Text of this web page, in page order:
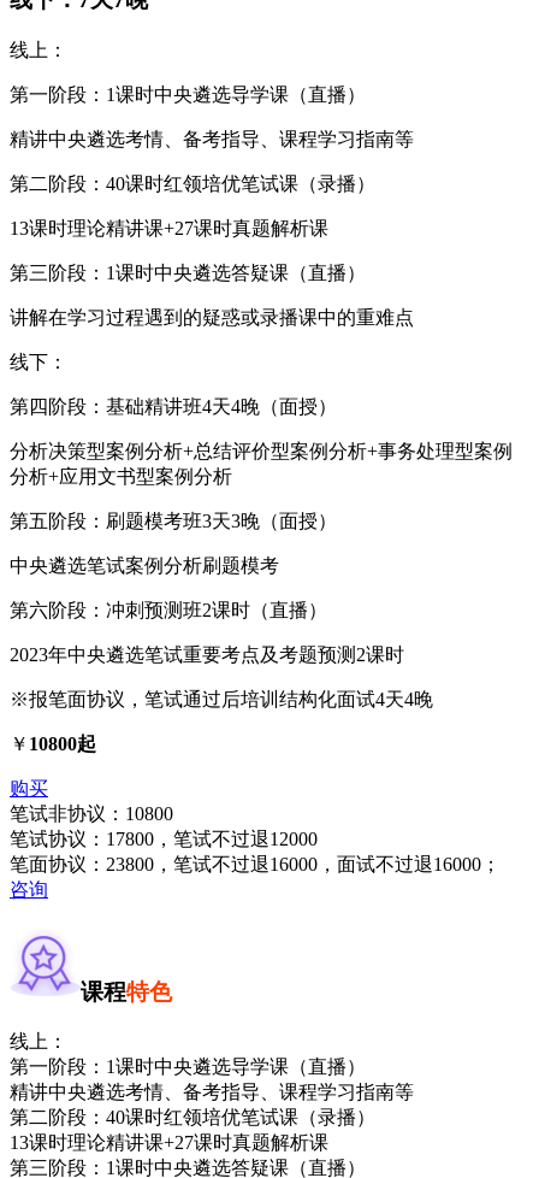
线上：
第一阶段：1课时中央遴选导学课（直播）
精讲中央遴选考情、备考指导、课程学习指南等
第二阶段：40课时红领培优笔试课（录播）
13课时理论精讲课+27课时真题解析课
第三阶段：1课时中央遴选答疑课（直播）
讲解在学习过程遇到的疑惑或录播课中的重难点
线下：
第四阶段：基础精讲班4天4晚（面授）
分析决策型案例分析+总结评价型案例分析+事务处理型案例
分析+应用文书型案例分析
第五阶段：刷题模考班3天3晚（面授）
中央遴选笔试案例分析刷题模考
第六阶段：冲刺预测班2课时（直播）
2023年中央遴选笔试重要考点及考题预测2课时
※报笔面协议，笔试通过后培训结构化面试4天4晚
￥ 10800起
购买
笔试非协议：10800
笔试协议：17800，笔试不过退12000
笔面协议：23800，笔试不过退16000，面试不过退16000；
咨询
课程特色
线上：
第一阶段：1课时中央遴选导学课（直播）
精讲中央遴选考情、备考指导、课程学习指南等
第二阶段：40课时红领培优笔试课（录播）
13课时理论精讲课+27课时真题解析课
第三阶段：1课时中央遴选答疑课（直播）